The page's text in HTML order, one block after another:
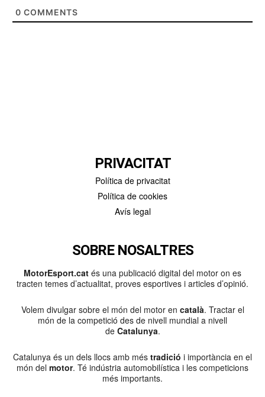
0 COMMENTS
PRIVACITAT
Política de privacitat
Política de cookies
Avís legal
SOBRE NOSALTRES
MotorEsport.cat és una publicació digital del motor on es
tracten temes d’actualitat, proves esportives i articles d’opinió.
Volem divulgar sobre el món del motor en català. Tractar el
món de la competició des de nivell mundial a nivell
de Catalunya.
Catalunya és un dels llocs amb més tradició i importància en el
món del motor. Té indústria automobilística i les competicions
més importants.